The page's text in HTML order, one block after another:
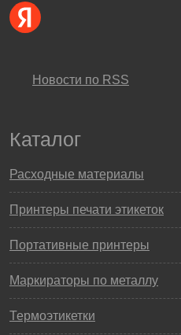
Новости по RSS
Каталог
Расходные материалы
Принтеры печати этикеток
Портативные принтеры
Маркираторы по металлу
Термоэтикетки